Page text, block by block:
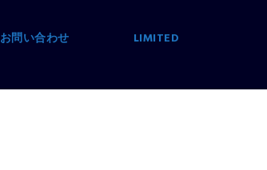
お問い合わせ LIMITED